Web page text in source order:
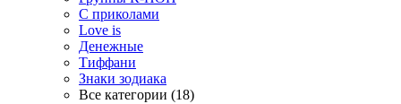
С приколами
Love is
Денежные
Тиффани
Знаки зодиака
Все категории (18)